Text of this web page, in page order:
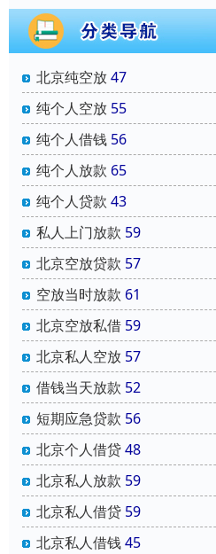
北京纯空放47
纯个人空放 55
纯个人借钱 56
纯个人放款 65
纯个人贷款 43
私人上门放款 59
北京空放贷款 57
空放当时放款 61
北京空放私借 59
北京私人空放 57
借钱当天放款 52
短期应急贷款 56
北京个人借贷48
北京私人放款 59
北京私人借贷 59
北京私人借钱45